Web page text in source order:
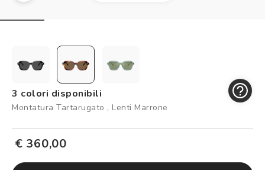
Controllo visivo
Logout
3 colori disponibili
Montatura Tartarugato , Lenti Marrone
€ 360,00